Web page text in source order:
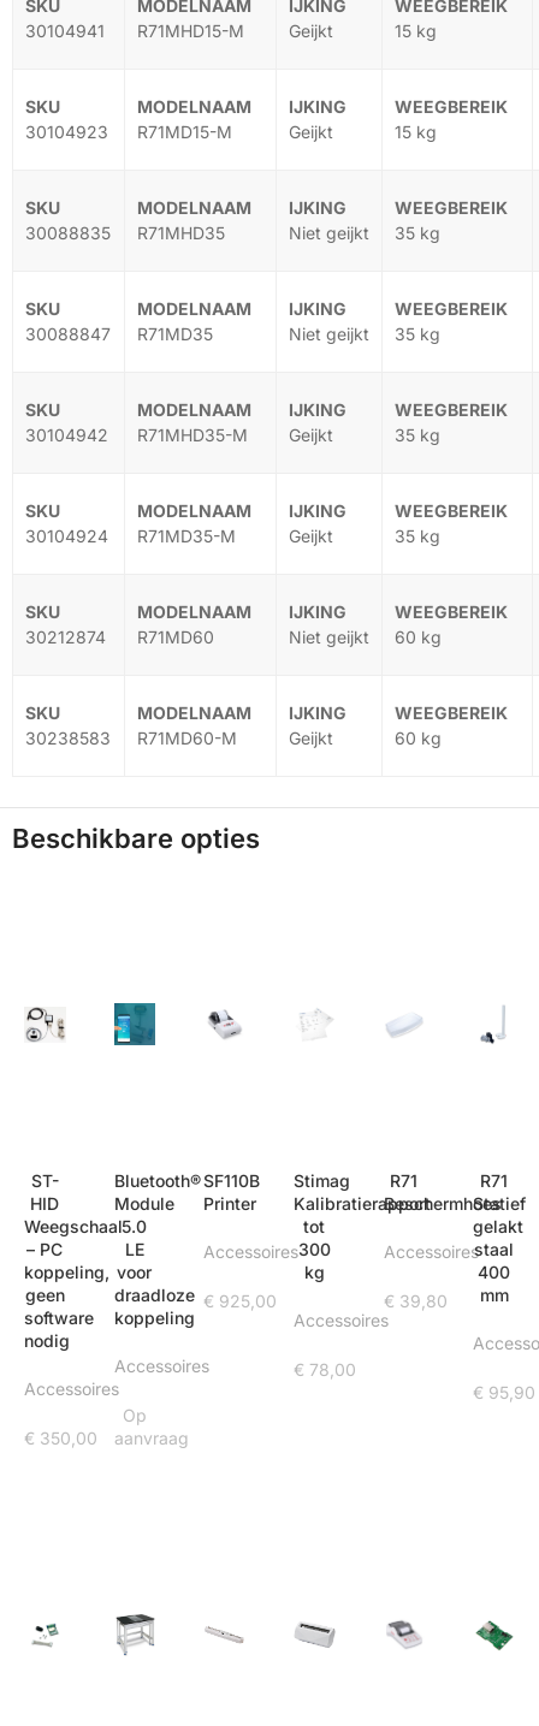
30104941 R71MHD15-M Geijkt 15 kg
30104923 R71MD15-M Geijkt 15 kg
30088835 R71MHD35 Niet geijkt 35 kg
30088847 R71MD35 Niet geijkt 35 kg
30104942 R71MHD35-M Geijkt 35 kg
30104924 R71MD35-M Geijkt 35 kg
30212874 R71MD60 Niet geijkt 60 kg
30238583 R71MD60-M Geijkt 60 kg
Beschikbare opties
ST-
HID
Weegschaal
– PC
koppeling,
geen
software
nodig
Accessoires
€ 350,00
Bluetooth®
Module
5.0
LE
voor
draadloze
koppeling
Accessoires
Op
aanvraag
SF110B
Printer
Accessoires
€ 925,00
Stimag
Kalibratierapport
tot
300
kg
Accessoires
€ 78,00
R71
Beschermhoes
Accessoires
€ 39,80
R71
Statief
gelakt
staal
400
mm
€ 95,90